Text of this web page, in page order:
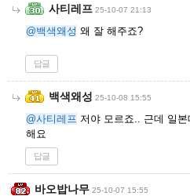
사티레프 25-10-07 21:13
@백색왜성 왜 잘 해주죠?
답글
백색왜성 25-10-08 15:55
@사티레프 저야 모르죠.. 근데 일
해요
답글
바오밥나무 25-10-07 15:55